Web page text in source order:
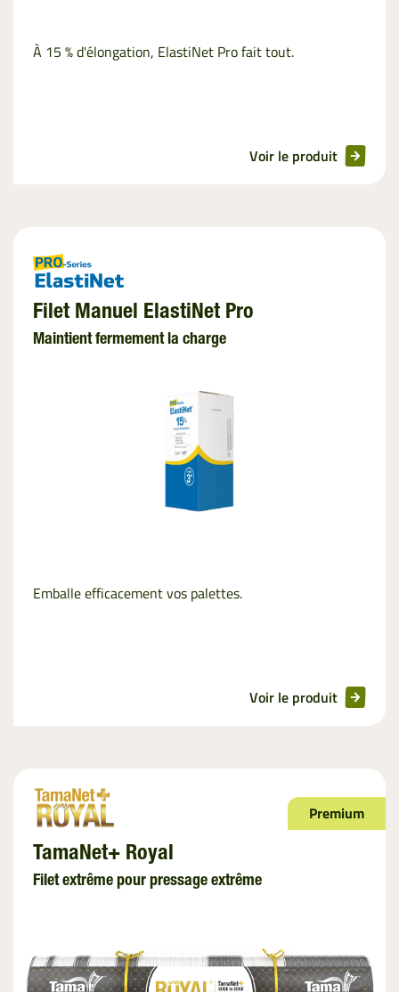
Filet de
Palletisation
À 15 % d'élongation, ElastiNet Pro fait tout.
Voir le produit
Filet Manuel ElastiNet Pro
Maintient fermement la charge
Emballe efficacement vos palettes.
Voir le produit
Premium
TamaNet+ Royal
Filet extrême pour pressage extrême